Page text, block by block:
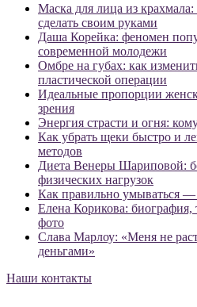
Маска для лица из
сделать своим руками
Даша Корейка: феномен
современной молодежи
Омбре на губах: как
пластической операции
Идеальные пропорции
зрения
Энергия страсти и огня:
Как убрать щеки быстро и
методов
Диета Венеры Шариповой:
физических нагрузок
Как правильно умываться
Елена Корикова: биография,
фото
Слава Марлоу: «Меня не
деньгами»
Наши контакты